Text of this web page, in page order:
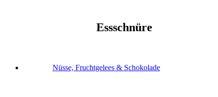
Essschnüre
Nüsse, Fruchtgelees & Schokolade